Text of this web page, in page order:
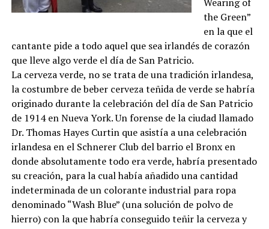
the Green”
en la que el
cantante pide a todo aquel que sea irlandés de corazón
que lleve algo verde el día de San Patricio.
La cerveza verde, no se trata de una tradición irlandesa,
la costumbre de beber cerveza teñida de verde se habría
originado durante la celebración del día de San Patricio
de 1914 en Nueva York. Un forense de la ciudad llamado
Dr. Thomas Hayes Curtin que asistía a una celebración
irlandesa en el Schnerer Club del barrio el Bronx en
donde absolutamente todo era verde, habría presentado
su creación, para la cual había añadido una cantidad
indeterminada de un colorante industrial para ropa
denominado “Wash Blue” (una solución de polvo de
hierro) con la que habría conseguido teñir la cerveza y